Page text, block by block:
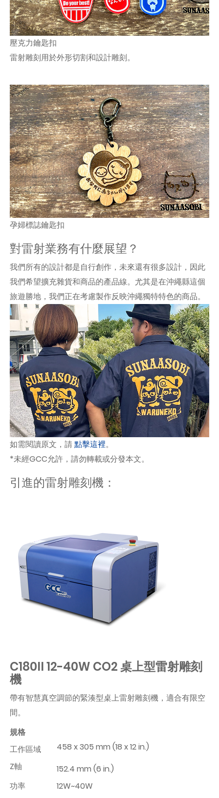
壓克力鑰匙扣
雷射雕刻用於外形切割和設計雕刻。
孕婦標誌鑰匙扣
對雷射業務有什麼展望？
我們所有的設計都是自行創作，未來還有很多設計，因此
我們希望擴充雜貨和商品的產品線。尤其是在沖繩縣這個
旅遊勝地，我們正在考慮製作反映沖繩獨特特色的商品。
如需閱讀原文，請點擊這裡。
*未經GCC允許，請勿轉載或分發本文。
引進的雷射雕刻機：
C180II 12-40W CO2 桌上型雷射雕刻
機
帶有智慧真空調節的緊湊型桌上雷射雕刻機，適合有限空
間。
規格
工作區域
458 x 305 mm (18 x 12 in.)
Z軸
152.4 mm (6 in.)
功率
12W~40W